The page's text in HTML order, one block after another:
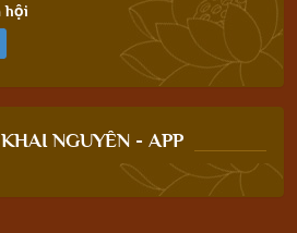
hội
NGUYÊN - APP